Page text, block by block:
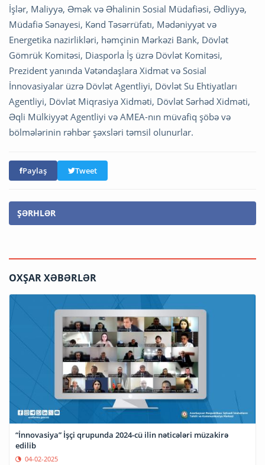
İşlər, Maliyyə, Əmək və Əhalinin Sosial Müdafiəsi, Ədliyyə,
Müdafiə Sənayesi, Kənd Təsərrüfatı, Mədəniyyət və
Energetika nazirlikləri, həmçinin Mərkəzi Bank, Dövlət
Gömrük Komitəsi, Diasporla İş üzrə Dövlət Komitəsi,
Prezident yanında Vətəndaşlara Xidmət və Sosial
İnnovasiyalar üzrə Dövlət Agentliyi, Dövlət Su Ehtiyatları
Agentliyi, Dövlət Miqrasiya Xidməti, Dövlət Sərhəd Xidməti,
Əqli Mülkiyyət Agentliyi və AMEA-nın müvafiq şöbə və
bölmələrinin rəhbər şəxsləri təmsil olunurlar.
Paylaş Tweet
ŞƏRHLƏR
OXŞAR XƏBƏRLƏR
“İnnovasiya” İşçi qrupunda 2024-cü ilin nəticələri müzakirə
edilib
04-02-2025